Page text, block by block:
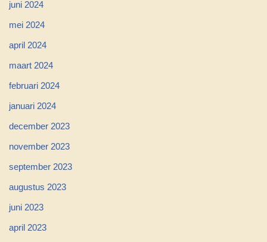
juni 2024
mei 2024
april 2024
maart 2024
februari 2024
januari 2024
december 2023
november 2023
september 2023
augustus 2023
juni 2023
april 2023